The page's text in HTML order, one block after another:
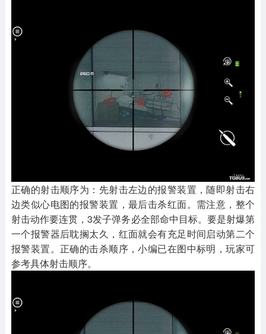
正确的射击顺序为：先射击左边的报警装置，随即射击右
边类似心电图的报警装置，最后击杀红面。需注意，整个
射击动作要连贯，3发子弹务必全部命中目标。要是射爆第
一个报警器后耽搁太久，红面就会有充足时间启动第二个
报警装置。正确的击杀顺序，小编已在图中标明，玩家可
参考具体射击顺序。